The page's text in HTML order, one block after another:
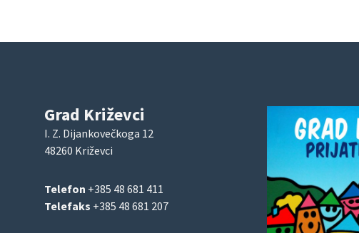
Grad Križevci
I. Z. Dijankovečkoga 12
48260 Križevci
Telefon +385 48 681 411
Telefaks +385 48 681 207